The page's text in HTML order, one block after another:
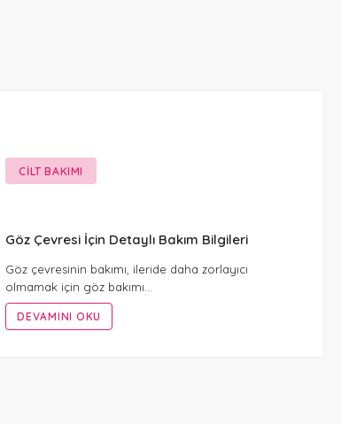
CILT BAKIMI
Göz Çevresi İçin Detaylı Bakım Bilgileri
Göz çevresinin bakımı, ileride daha zorlayıcı
olmamak için göz bakımı…
DEVAMINI OKU